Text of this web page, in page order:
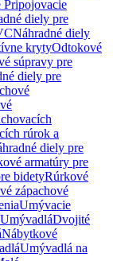
Pripojovacie
diely pre
Náhradné diely
krytyOdtokové
súpravy pre
diely pre
rúrok a
diely pre
armatúry pre
bidetyRúrkové
zápachové
Umývacie
Dvojité
Nábytkové
Umývadlá na